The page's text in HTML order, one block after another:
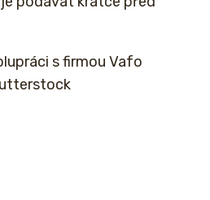
s firmou Vafo